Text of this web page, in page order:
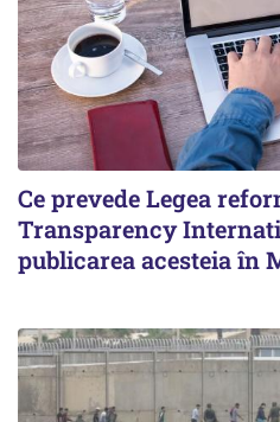
Ce prevede Legea
Transparency
publicarea acesteia în